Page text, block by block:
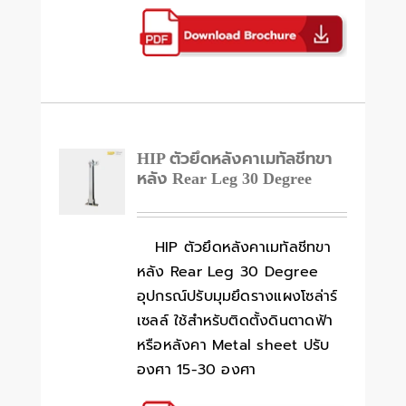
HIP ตัวยึดหลังคาเมทัลชีทขา
หลัง Rear Leg 30 Degree
HIP ตัวยึดหลังคาเมทัลชีทขา
หลัง Rear Leg 30 Degree
อุปกรณ์ปรับมุมยึดรางแผงโซล่าร์
เซลล์ ใช้สำหรับติดตั้งดินตาดฟ้า
หรือหลังคา Metal sheet ปรับ
องศา 15-30 องศา